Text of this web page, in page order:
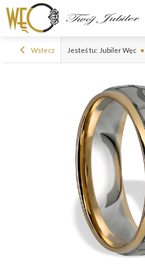
Wstecz Jesteś tu: Jubiler Węc